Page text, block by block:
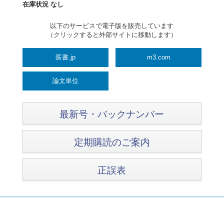
在庫状況 なし
以下のサービスで電子版を販売しています
（クリックすると外部サイトに移動します）
医書.jp m3.com
論文単位
最新号・バックナンバー
定期購読のご案内
正誤表